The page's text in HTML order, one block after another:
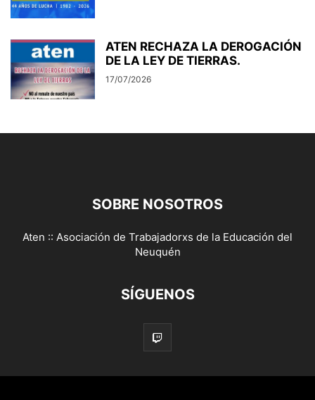
ATEN RECHAZA LA DEROGACIÓN
DE LA LEY DE TIERRAS.
17/07/2026
SOBRE NOSOTROS
Aten :: Asociación de Trabajadorxs de la Educación del
Neuquén
SÍGUENOS